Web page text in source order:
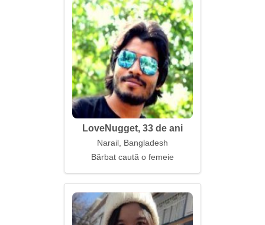
LoveNugget, 33 de ani
Narail, Bangladesh
Bărbat caută o femeie